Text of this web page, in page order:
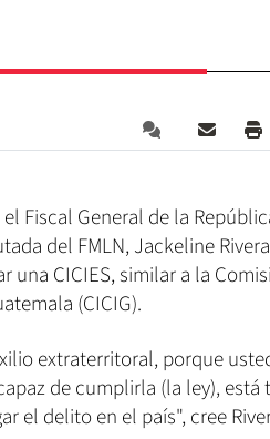
Fiscal General de la
del FMLN, Jackeline
una CICIES, similar a la
(CICIG).
extraterritoral, porque
de cumplirla (la ley),
el delito en el país", cree